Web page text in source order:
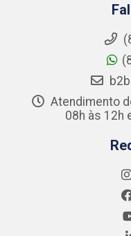
Atendimento
08h às 12h